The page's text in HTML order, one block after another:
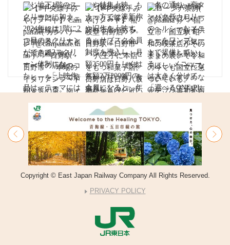
Copyright © East Japan Railway Company All Rights Reserved.
PRIVACY POLICY